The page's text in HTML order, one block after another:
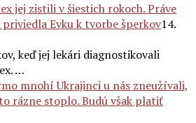
jej zistili v šiestich rokoch. Práve
Evku k tvorbe šperkov14.
keď jej lekári diagnostikovali
…